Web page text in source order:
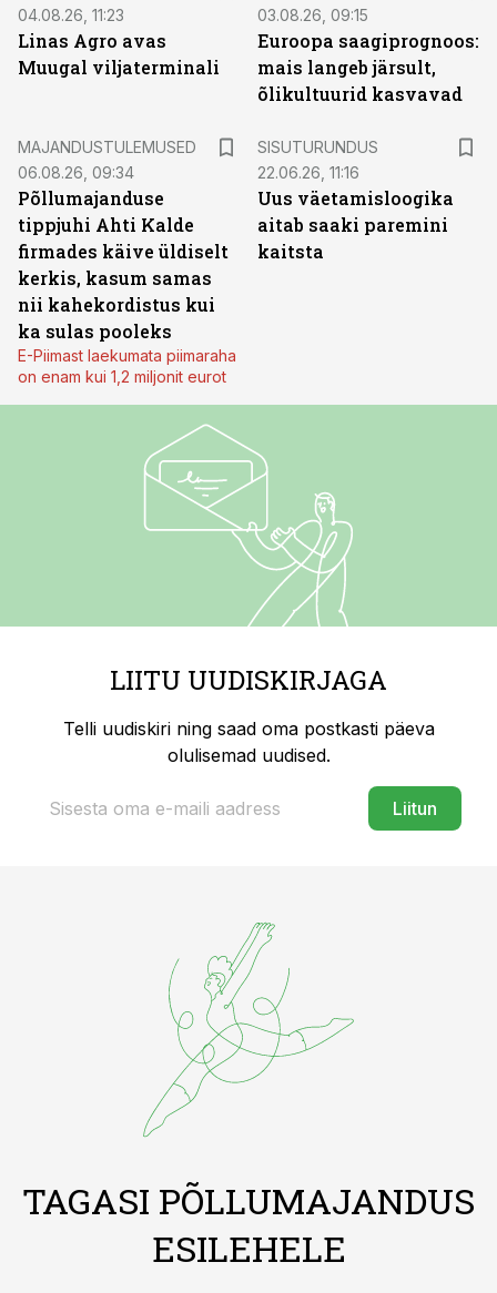
04.08.26, 11:23
Linas Agro avas
Muugal viljaterminali
03.08.26, 09:15
Euroopa saagiprognoos:
mais langeb järsult,
õlikultuurid kasvavad
MAJANDUSTULEMUSED
06.08.26, 09:34
Põllumajanduse
tippjuhi Ahti Kalde
firmades käive üldiselt
kerkis, kasum samas
nii kahekordistus kui
ka sulas pooleks
E-Piimast laekumata piimaraha
on enam kui 1,2 miljonit eurot
SISUTURUNDUS
22.06.26, 11:16
Uus väetamisloogika
aitab saaki paremini
kaitsta
LIITU UUDISKIRJAGA
Telli uudiskiri ning saad oma postkasti päeva
olulisemad uudised.
Liitun
TAGASI PÕLLUMAJANDUS
ESILEHELE